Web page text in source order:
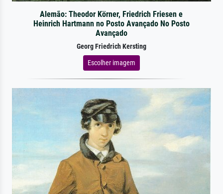
Alemão: Theodor Körner, Friedrich Friesen e
Heinrich Hartmann no Posto Avançado No Posto
Avançado
Georg Friedrich Kersting
Escolher imagem